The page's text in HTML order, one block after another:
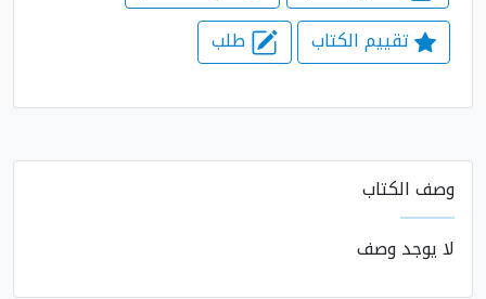
تقييم الكتاب
طلب
وصف الكتاب
لا يوجد وصف